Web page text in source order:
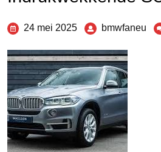
24 mei 2025 bmwfaneu